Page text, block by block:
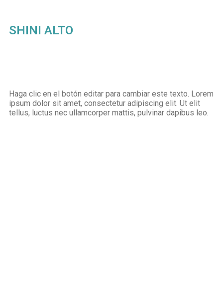
SHINI ALTO
Haga clic en el botón editar para cambiar este texto. Lorem
ipsum dolor sit amet, consectetur adipiscing elit. Ut elit
tellus, luctus nec ullamcorper mattis, pulvinar dapibus leo.